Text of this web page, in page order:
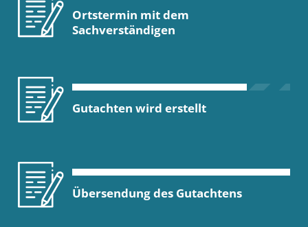
Ortstermin mit dem
Sachverständigen
Gutachten wird erstellt
Übersendung des Gutachtens